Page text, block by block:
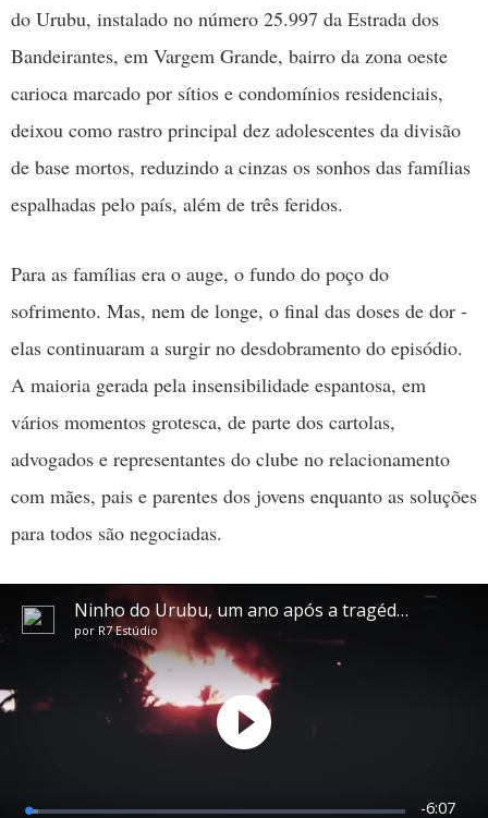
do Urubu, instalado no número 25.997 da Estrada dos
Bandeirantes, em Vargem Grande, bairro da zona oeste
carioca marcado por sítios e condomínios residenciais,
deixou como rastro principal dez adolescentes da divisão
de base mortos, reduzindo a cinzas os sonhos das famílias
espalhadas pelo país, além de três feridos.
Para as famílias era o auge, o fundo do poço do
sofrimento. Mas, nem de longe, o final das doses de dor -
elas continuaram a surgir no desdobramento do episódio.
A maioria gerada pela insensibilidade espantosa, em
vários momentos grotesca, de parte dos cartolas,
advogados e representantes do clube no relacionamento
com mães, pais e parentes dos jovens enquanto as soluções
para todos são negociadas.